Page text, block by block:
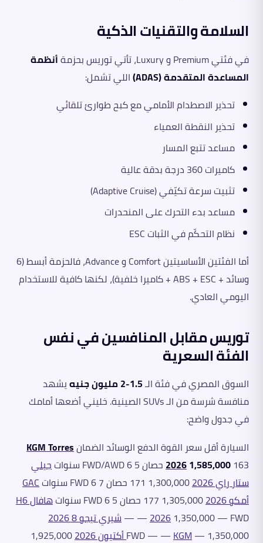
السلامة والتقنيات الذكية
في فئتي Premium و Luxury، تأتي توريس بحزمة
أنظمة
المساعدة المتقدمة (ADAS)
اللي تشمل:
تحذير الاصطدام الأمامي مع كبح طوارئ تلقائي
تحذير النقطة العمياء
مساعد تتبع المسار
كاميرات 360 درجة بدقة عالية
تثبيت سرعة تكيّفي (Adaptive Cruise)
مساعد بدء التحرك على المنحدرات
نظام التحكّم في الثبات ESC
أما الفئتين الأساسيتين Comfort و Advance، فالحزمة أبسط (6
وسائد + ABS + ESC + كاميرا خلفية)، لكنها كافية للاستخدام
اليومي العادي.
توريس مقابل المنافسين في نفس
الفئة السعرية
السوق المصري في فئة الـ1.5-2 مليون جنيه
يشهد
منافسة شرسة من الـ SUVs الصينية. خليني أضعها أمامك
في جدول واضح:
السيارة أقل سعر القوة الدفع الوسائد الضمانKGM Torres
20261,585,000 163 حصان FWD/AWD 6 5 سنوات
جيلي
ستار راي 2026
GAC
أمكو 2026
هافال H6
2026 1,350,000 — FWD — —
شيري تيجو 8 2026
1,350,000 — FWD — —
KGM أكتيون 2026 1,925,000